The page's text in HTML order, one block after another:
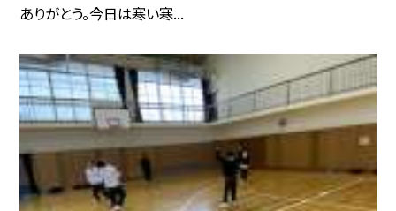
ありがとう。今日は寒い寒...